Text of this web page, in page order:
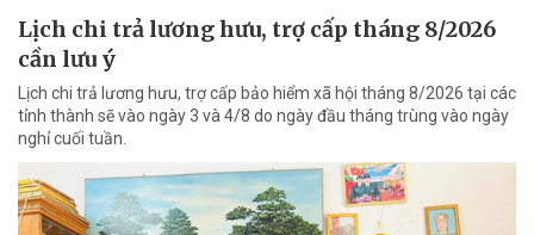
Lịch chi trả lương hưu, trợ cấp tháng 8/2026
cần lưu ý
Lịch chi trả lương hưu, trợ cấp bảo hiểm xã hội tháng 8/2026 tại các
tỉnh thành sẽ vào ngày 3 và 4/8 do ngày đầu tháng trùng vào ngày
nghỉ cuối tuần.